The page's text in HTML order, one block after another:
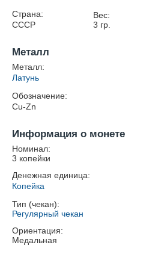
Страна:
СССР
Вес:
3 гр.
Металл
Металл:
Латунь
Обозначение:
Cu-Zn
Информация о монете
Номинал:
3 копейки
Денежная единица:
Копейка
Тип (чекан):
Регулярный чекан
Ориентация:
Медальная